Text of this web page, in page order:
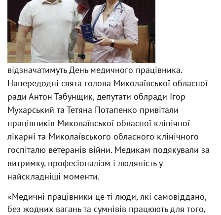
відзначатимуть День медичного працівника.
Напередодні свята голова Миколаївської обласної
ради Антон Табунщик, депутати облради Ігор
Мухарський та Тетяна Потапенко привітали
працівників Миколаївської обласної клінічної
лікарні та Миколаївського обласного клінічного
госпіталю ветеранів війни. Медикам подякували за
витримку, професіоналізм і людяність у
найскладніші моменти.
«Медичні працівники це ті люди, які самовіддано,
без жодних вагань та сумнівів працюють для того,